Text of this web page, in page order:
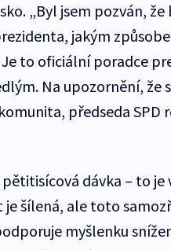
„Byl jsem pozván,
jakým
Je to oficiální poradce
Na upozornění, že
předseda SPD
dávka – to
je šílená, ale toto
myšlenku